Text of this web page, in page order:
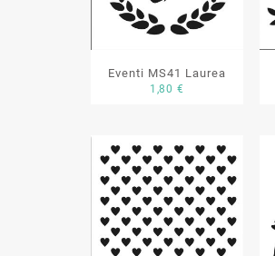
Eventi MS41 Laurea
1,80 €